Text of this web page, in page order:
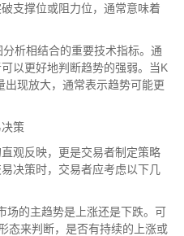
支撑位或阻力位，通常意味着
析相结合的重要技术指标。通
以更好地判断趋势的强弱。当K
现放大，通常表示趋势可能更
策
观反映，更是交易者制定策略
决策时，交易者应考虑以下几
场的主趋势是上涨还是下跌。可
态来判断，是否有持续的上涨或